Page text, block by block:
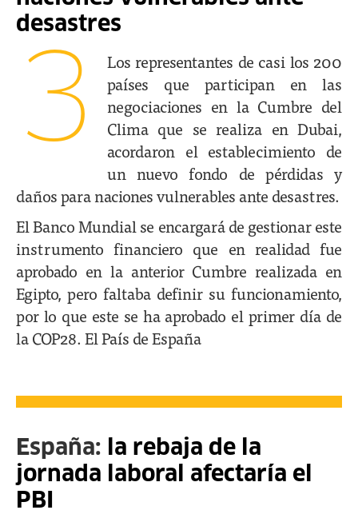
desastres
3
Los representantes de casi los 200
países que participan en las
negociaciones en la Cumbre del
Clima que se realiza en Dubai,
acordaron el establecimiento de
un nuevo fondo de pérdidas y
daños para naciones vulnerables ante desastres.
El Banco Mundial se encargará de gestionar este
instrumento financiero que en realidad fue
aprobado en la anterior Cumbre realizada en
Egipto, pero faltaba definir su funcionamiento,
por lo que este se ha aprobado el primer día de
la COP28. El País de España
España: la rebaja de la
jornada laboral afectaría el
PBI